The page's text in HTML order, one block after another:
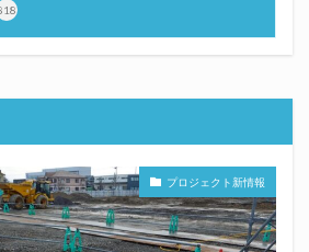
プロジェクト新情報